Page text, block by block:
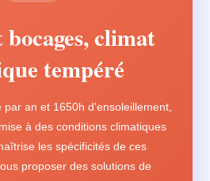
bocages, climat
tempéré
an et 1650h d'ensoleillement,
à des conditions climatiques
les spécificités de ces
proposer des solutions de